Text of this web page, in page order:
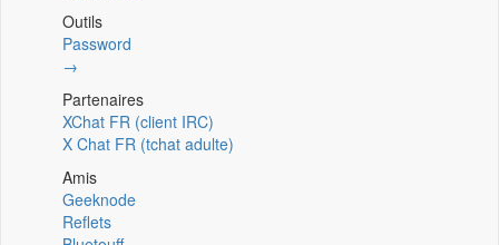
Outils
Password
→
Partenaires
XChat FR (client IRC)
X Chat FR (tchat adulte)
Amis
Geeknode
Reflets